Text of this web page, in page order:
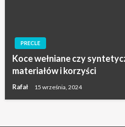
PRECLE
Koce wełniane czy
materiałów i korzyści
Rafał 15 września, 2024